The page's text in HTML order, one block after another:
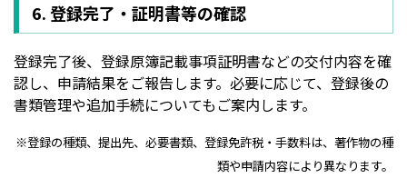
6. 登録完了・証明書等の確認
登録完了後、登録原簿記載事項証明書などの交付内容を確
認し、申請結果をご報告します。必要に応じて、登録後の
書類管理や追加手続についてもご案内します。
※登録の種類、提出先、必要書類、登録免許税・手数料は、著作物の種
類や申請内容により異なります。